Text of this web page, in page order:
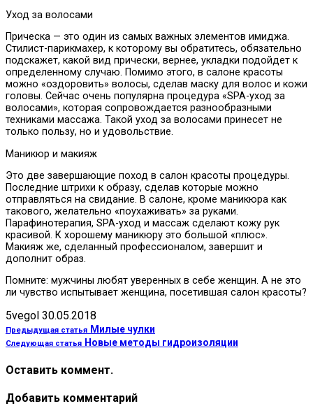
Уход за волосами
Прическа — это один из самых важных элементов имиджа.
Стилист-парикмахер, к которому вы обратитесь, обязательно
подскажет, какой вид прически, вернее, укладки подойдет к
определенному случаю. Помимо этого, в салоне красоты
можно «оздоровить» волосы, сделав маску для волос и кожи
головы. Сейчас очень популярна процедура «SPA-уход за
волосами», которая сопровождается разнообразными
техниками массажа. Такой уход за волосами принесет не
только пользу, но и удовольствие.
Маникюр и макияж
Это две завершающие поход в салон красоты процедуры.
Последние штрихи к образу, сделав которые можно
отправляться на свидание. В салоне, кроме маникюра как
такового, желательно «поухаживать» за руками.
Парафинотерапия, SPA-уход и массаж сделают кожу рук
красивой. К хорошему маникюру это большой «плюс».
Макияж же, сделанный профессионалом, завершит и
дополнит образ.
Помните: мужчины любят уверенных в себе женщин. А не это
ли чувство испытывает женщина, посетившая салон красоты?
5vegol 30.05.2018
Предыдущая статья Милые чулки
Следующая статья Новые методы гидроизоляции
Оставить коммент.
Добавить комментарий